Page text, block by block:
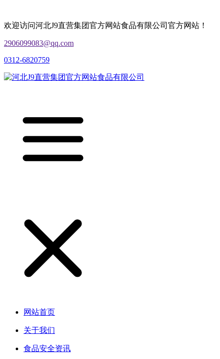
欢迎访问河北J9直营集团官方网站食品有限公司官方网站！
2906099083@qq.com
0312-6820759
网站首页
关于我们
食品安全资讯